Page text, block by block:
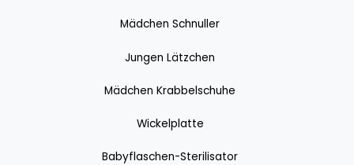
Mädchen Schnuller
Jungen Lätzchen
Mädchen Krabbelschuhe
Wickelplatte
Babyflaschen-Sterilisator